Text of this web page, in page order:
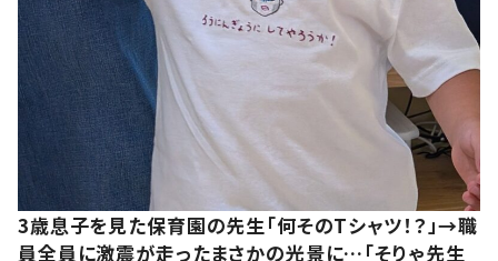
3歳息子を見た保育園の先生「何そのTシャツ！？」→職
員全員に激震が走ったまさかの光景に…「そりゃ先生